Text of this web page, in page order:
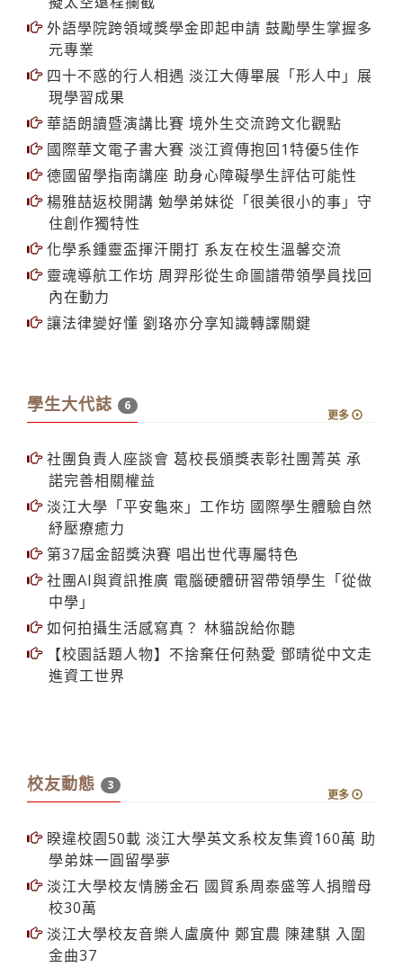
淡江航太系承辦TASA軌道設計競賽 全球首創模
擬太空遠程攔截
外語學院跨領域獎學金即起申請 鼓勵學生掌握多
元專業
四十不惑的行人相遇 淡江大傳畢展「形人中」展
現學習成果
華語朗讀暨演講比賽 境外生交流跨文化觀點
國際華文電子書大賽 淡江資傳抱回1特優5佳作
德國留學指南講座 助身心障礙學生評估可能性
楊雅喆返校開講 勉學弟妹從「很美很小的事」守
住創作獨特性
化學系鍾靈盃揮汗開打 系友在校生溫馨交流
靈魂導航工作坊 周羿彤從生命圖譜帶領學員找回
內在動力
更多
社團負責人座談會 葛校長頒獎表彰社團菁英 承
諾完善相關權益
淡江大學「平安龜來」工作坊 國際學生體驗自然
紓壓療癒力
第37屆金韶獎決賽 唱出世代專屬特色
社團AI與資訊推廣 電腦硬體研習帶領學生「從做
中學」
如何拍攝生活感寫真？ 林貓說給你聽
【校園話題人物】不捨棄任何熱愛 鄧晴從中文走
更多
睽違校園50載 淡江大學英文系校友集資160萬 助
學弟妹一圓留學夢
淡江大學校友情勝金石 國貿系周泰盛等人捐贈母
校30萬
淡江大學校友音樂人盧廣仲 鄭宜農 陳建騏 入圍